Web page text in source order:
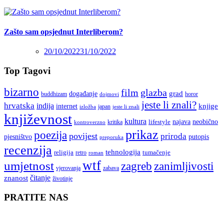
Zašto sam opsjednut Interliberom?
20/10/202231/10/2022
Top Tagovi
bizarno buddhizam događanje dojmovi film glazba grad horor
hrvatska indija internet izložba japan jeste li znali jeste li znali? knjige
književnost kontroverzno kritika kultura lifestyle najava neobično
pjesništvo poezija povijest preporuka prikaz priroda putopis
recenzija religija retro roman tehnologija tumačenje
umjetnost vjerovanja wtf zabava zagreb zanimljivosti
znanost čitanje životinje
PRATITE NAS